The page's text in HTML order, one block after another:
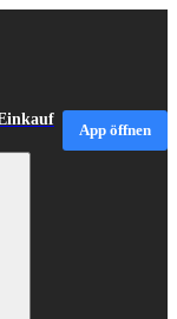
App öffnen